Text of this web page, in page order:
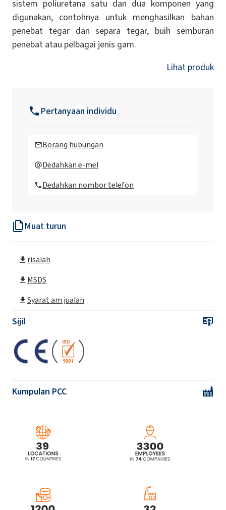
Muat turun
risalah
MSDS
Syarat am jualan
Sijil
Kumpulan PCC
sistem poliuretana satu dan dua komponen yang
digunakan, contohnya untuk menghasilkan bahan
penebat tegar dan separa tegar, buih semburan
penebat atau pelbagai jenis gam.
Lihat produk
Pertanyaan individu
Borang hubungan
Dedahkan e-mel
Dedahkan nombor telefon